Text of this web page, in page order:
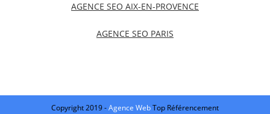
AGENCE SEO AIX-EN-PROVENCE
AGENCE SEO PARIS
Copyright 2019 -Agence WebTop Référencement